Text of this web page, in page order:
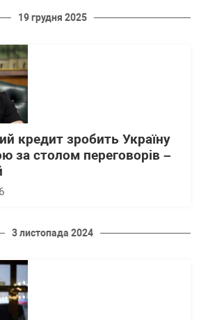
19 грудня 2025
кредит зробить Україну
за столом переговорів –
3 листопада 2024